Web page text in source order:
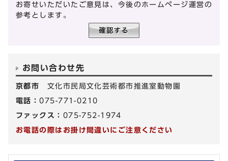
お寄せいただいたご意見は、今後のホームページ運営の
参考とします。
お問い合わせ先
京都市 文化市民局文化芸術都市推進室動物園
電話：075-771-0210
ファックス： 075-752-1974
お電話の際はお掛け間違いにご注意ください